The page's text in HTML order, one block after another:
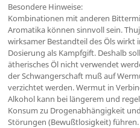
Besondere Hinweise:
Kombinationen mit anderen
Aromatika können sinnvoll sein.
wirksamer Bestandteil des Öls wirkt
Dosierung als Kampfgift. Deshalb
ätherisches Öl nicht verwendet
der Schwangerschaft muß auf
verzichtet werden. Wermut in
Alkohol kann bei längerem und
Konsum zu Drogenabhängigkeit
Störungen (Bewußtlosigkeit) führen.